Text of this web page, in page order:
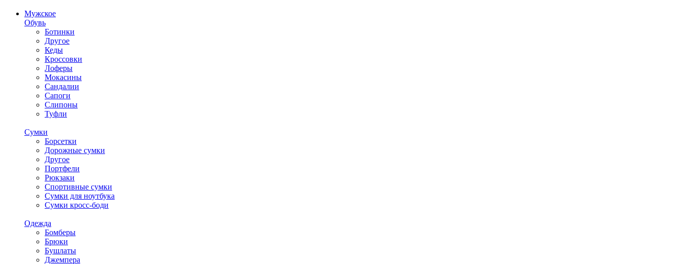
Мужское
Обувь
Ботинки
Другое
Кеды
Кроссовки
Лоферы
Мокасины
Сандалии
Сапоги
Слипоны
Туфли
Сумки
Борсетки
Дорожные сумки
Другое
Портфели
Рюкзаки
Спортивные сумки
Сумки для ноутбука
Сумки кросс-боди
Одежда
Бомберы
Брюки
Бушлаты
Джемпера